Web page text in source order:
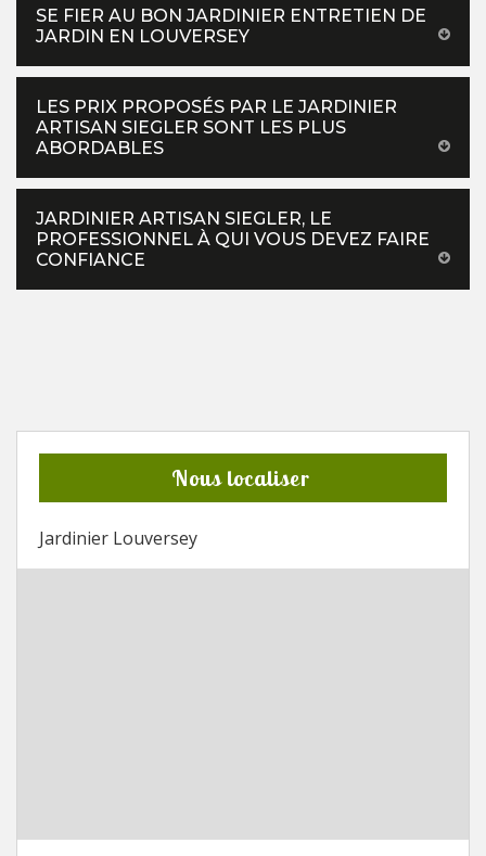
SE FIER AU BON JARDINIER ENTRETIEN DE
JARDIN EN LOUVERSEY
LES PRIX PROPOSÉS PAR LE JARDINIER
ARTISAN SIEGLER SONT LES PLUS
ABORDABLES
JARDINIER ARTISAN SIEGLER, LE
PROFESSIONNEL À QUI VOUS DEVEZ FAIRE
CONFIANCE
Nous localiser
Jardinier Louversey